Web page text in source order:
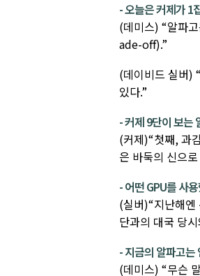
- 오늘은 커제가 1
(데미스) “알파
ade-off).”
(데이비드 실버)
있다.”
- 커제 9단이 보는
(커제)“첫째, 과
은 바둑의 신으
- 어떤 GPU를 사
(실버)“지난해
단과의 대국 당
- 지금의 알파고는
(데미스) “무슨